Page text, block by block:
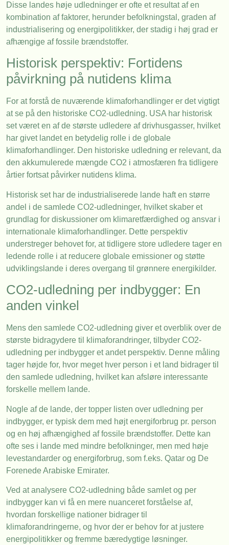
Disse landes høje udledninger er ofte et resultat af en
kombination af faktorer, herunder befolkningstal, graden af
industrialisering og energipolitikker, der stadig i høj grad er
afhængige af fossile brændstoffer.
Historisk perspektiv: Fortidens
påvirkning på nutidens klima
For at forstå de nuværende klimaforhandlinger er det vigtigt
at se på den historiske CO2-udledning. USA har historisk
set været en af de største udledere af drivhusgasser, hvilket
har givet landet en betydelig rolle i de globale
klimaforhandlinger. Den historiske udledning er relevant, da
den akkumulerede mængde CO2 i atmosfæren fra tidligere
årtier fortsat påvirker nutidens klima.
Historisk set har de industrialiserede lande haft en større
andel i de samlede CO2-udledninger, hvilket skaber et
grundlag for diskussioner om klimaretfærdighed og ansvar i
internationale klimaforhandlinger. Dette perspektiv
understreger behovet for, at tidligere store udledere tager en
ledende rolle i at reducere globale emissioner og støtte
udviklingslande i deres overgang til grønnere energikilder.
CO2-udledning per indbygger: En
anden vinkel
Mens den samlede CO2-udledning giver et overblik over de
største bidragydere til klimaforandringer, tilbyder CO2-
udledning per indbygger et andet perspektiv. Denne måling
tager højde for, hvor meget hver person i et land bidrager til
den samlede udledning, hvilket kan afsløre interessante
forskelle mellem lande.
Nogle af de lande, der topper listen over udledning per
indbygger, er typisk dem med højt energiforbrug pr. person
og en høj afhængighed af fossile brændstoffer. Dette kan
ofte ses i lande med mindre befolkninger, men med høje
levestandarder og energiforbrug, som f.eks. Qatar og De
Forenede Arabiske Emirater.
Ved at analysere CO2-udledning både samlet og per
indbygger kan vi få en mere nuanceret forståelse af,
hvordan forskellige nationer bidrager til
klimaforandringerne, og hvor der er behov for at justere
energipolitikker og fremme bæredygtige løsninger.